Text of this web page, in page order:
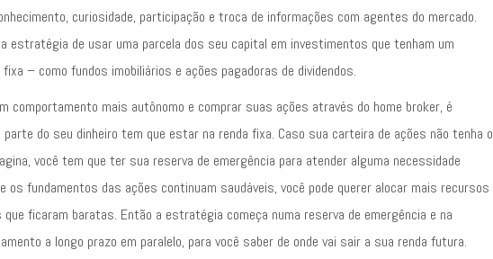
curiosidade, participação e troca de informações com agentes do mercado.
estratégia de usar uma parcela dos seu capital em investimentos que tenham um
– como fundos imobiliários e ações pagadoras de dividendos.
comportamento mais autônomo e comprar suas ações através do home broker, é
do seu dinheiro tem que estar na renda fixa. Caso sua carteira de ações não tenha o
você tem que ter sua reserva de emergência para atender alguma necessidade
os fundamentos das ações continuam saudáveis, você pode querer alocar mais recursos
ficaram baratas. Então a estratégia começa numa reserva de emergência e na
a longo prazo em paralelo, para você saber de onde vai sair a sua renda futura.